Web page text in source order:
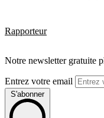
Rapporteur
Notre newsletter gratuite
Entrez votre email
S'abonner